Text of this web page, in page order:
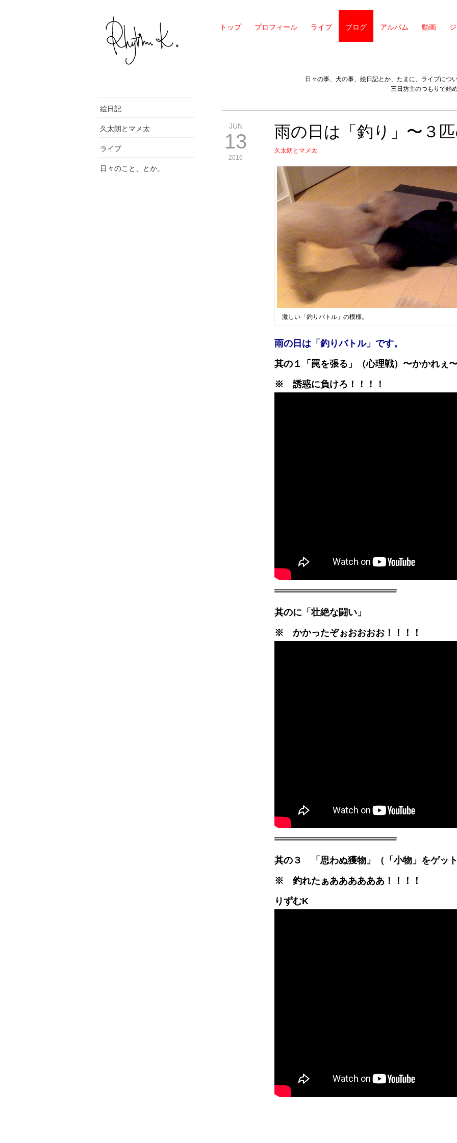
トップ プロフィール ライブ ブログ アルバム 動画
絵日記
久太朗とマメ太
ライブ
日々のこと、とか。
日々の事、犬の事、絵日記とか、たまに、ライブにつ
三日坊主のつもりで始
JUN
13
2016
雨の日は「釣り」〜３
久太朗とマメ太
激しい「釣りバトル」の模様。
雨の日は「釣りバトル」です。
其の１「罠を張る」（心理戦）〜かかれ
※ 誘惑に負けろ！！！！
其のに「壮絶な闘い」
※ かかったぞぉおおおお！！！！
其の３ 「思わぬ獲物」（「小物」をゲッ
※ 釣れたぁああああああ！！！！
りずむK